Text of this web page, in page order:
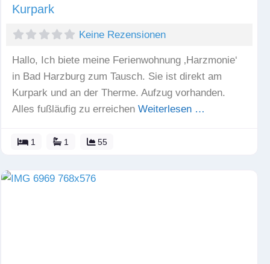
Kurpark
Keine Rezensionen
Hallo, Ich biete meine Ferienwohnung ‚Harzmonie‘
in Bad Harzburg zum Tausch. Sie ist direkt am
Kurpark und an der Therme. Aufzug vorhanden.
Alles fußläufig zu erreichen Weiterlesen …
1 1 55